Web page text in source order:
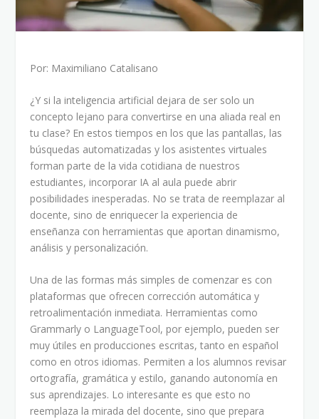
Por: Maximiliano Catalisano
¿Y si la inteligencia artificial dejara de ser solo un
concepto lejano para convertirse en una aliada real en
tu clase? En estos tiempos en los que las pantallas, las
búsquedas automatizadas y los asistentes virtuales
forman parte de la vida cotidiana de nuestros
estudiantes, incorporar IA al aula puede abrir
posibilidades inesperadas. No se trata de reemplazar al
docente, sino de enriquecer la experiencia de
enseñanza con herramientas que aportan dinamismo,
análisis y personalización.
Una de las formas más simples de comenzar es con
plataformas que ofrecen corrección automática y
retroalimentación inmediata. Herramientas como
Grammarly o LanguageTool, por ejemplo, pueden ser
muy útiles en producciones escritas, tanto en español
como en otros idiomas. Permiten a los alumnos revisar
ortografía, gramática y estilo, ganando autonomía en
sus aprendizajes. Lo interesante es que esto no
reemplaza la mirada del docente, sino que prepara